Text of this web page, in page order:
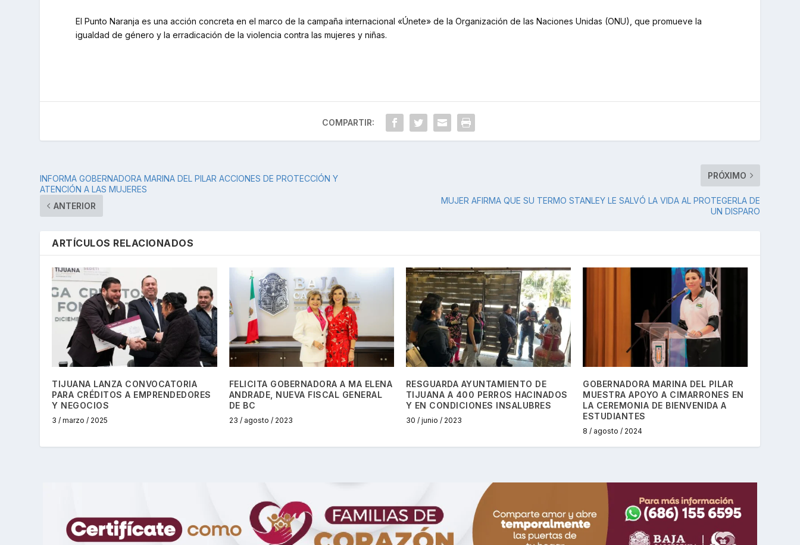
El Punto Naranja es una acción concreta en el marco de la campaña internacional «Únete» de la Organización de las Naciones Unidas (ONU), que promueve la
igualdad de género y la erradicación de la violencia contra las mujeres y niñas.
COMPARTIR:
INFORMA GOBERNADORA MARINA DEL PILAR ACCIONES DE PROTECCIÓN Y
ATENCIÓN A LAS MUJERES
ANTERIOR
PRÓXIMO
MUJER AFIRMA QUE SU TERMO STANLEY LE SALVÓ LA VIDA AL PROTEGERLA DE
UN DISPARO
ARTÍCULOS RELACIONADOS
TIJUANA LANZA CONVOCATORIA
PARA CRÉDITOS A EMPRENDEDORES
Y NEGOCIOS
3 / marzo / 2025
FELICITA GOBERNADORA A MA ELENA
ANDRADE, NUEVA FISCAL GENERAL
DE BC
23 / agosto / 2023
RESGUARDA AYUNTAMIENTO DE
TIJUANA A 400 PERROS HACINADOS
Y EN CONDICIONES INSALUBRES
30 / junio / 2023
GOBERNADORA MARINA DEL PILAR
MUESTRA APOYO A CIMARRONES EN
LA CEREMONIA DE BIENVENIDA A
ESTUDIANTES
8 / agosto / 2024